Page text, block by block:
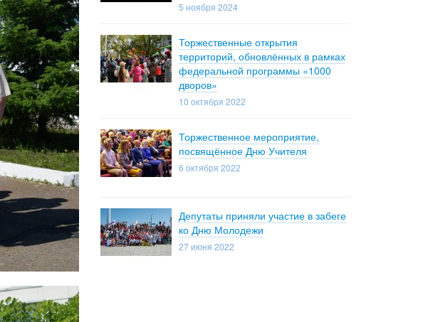
5 ноября 2024
Торжественные открытия
территорий, обновлённых в рамках
федеральной программы «1000
дворов»
10 октября 2022
Торжественное мероприятие,
посвящённое Дню Учителя
6 октября 2022
Депутаты приняли участие в забеге
ко Дню Молодежи
27 июня 2022